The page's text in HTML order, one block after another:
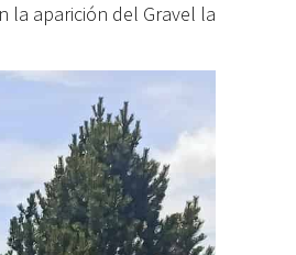
la aparición del Gravel la